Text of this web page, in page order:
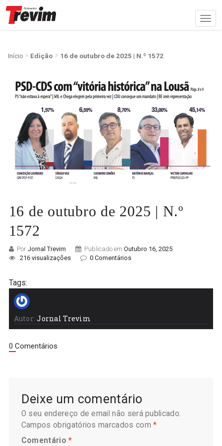
Início Edição 16 de outubro de 2025 | N.º 1572
16 de outubro de 2025 | N.º
1572
Por Jornal Trevim Publicado em Outubro 16, 2025
216 visualizações
0 Comentários
Tags:
Autor: Jornal Trevim
0 Comentários
Deixe um comentário
O seu endereço de email não será publicado.
Campos obrigatórios marcados com*
Comentário*